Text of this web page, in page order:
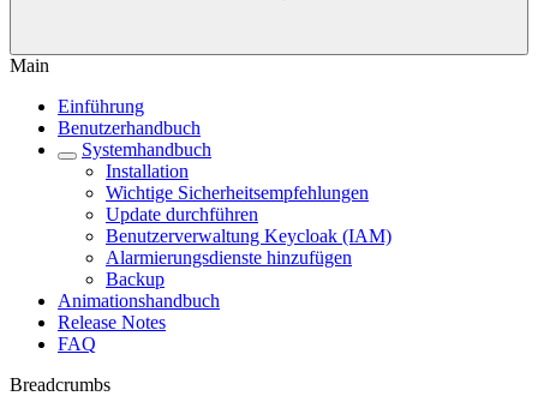
Main
Einführung
Benutzerhandbuch
Systemhandbuch
Installation
Wichtige Sicherheitsempfehlungen
Update durchführen
Benutzerverwaltung Keycloak (IAM)
Alarmierungsdienste hinzufügen
Backup
Animationshandbuch
Release Notes
FAQ
Breadcrumbs